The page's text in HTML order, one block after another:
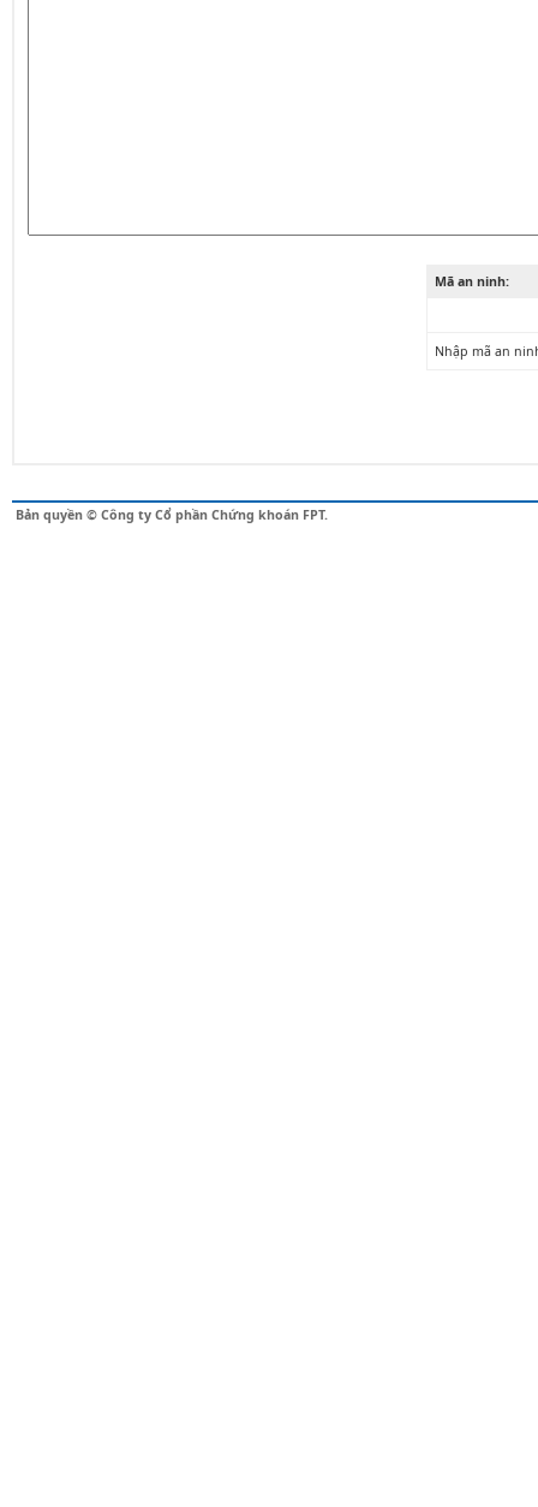
Mã an ninh:
Nhập mã an
Bản quyền © Công ty Cổ phần Chứng khoán FPT.